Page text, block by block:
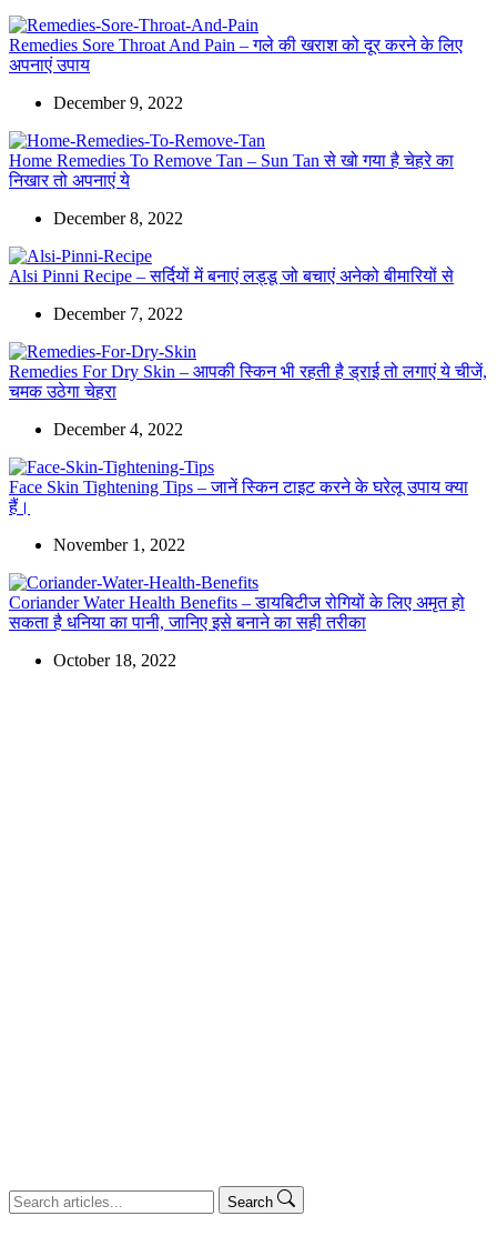
Remedies Sore Throat And Pain – गले की खराश को दूर करने के लिए
अपनाएं उपाय
December 9, 2022
Home Remedies To Remove Tan – Sun Tan से खो गया है चेहरे का
निखार तो अपनाएं ये
December 8, 2022
Alsi Pinni Recipe – सर्दियों में बनाएं लड्डू जो बचाएं अनेको बीमारियों से
December 7, 2022
Remedies For Dry Skin – आपकी स्किन भी रहती है ड्राई तो लगाएं ये चीजें,
चमक उठेगा चेहरा
December 4, 2022
Face Skin Tightening Tips – जानें स्किन टाइट करने के घरेलू उपाय क्या
हैं।
November 1, 2022
Coriander Water Health Benefits – डायबिटीज रोगियों के लिए अमृत हो
सकता है धनिया का पानी, जानिए इसे बनाने का सही तरीका
October 18, 2022
Search
for:
Search